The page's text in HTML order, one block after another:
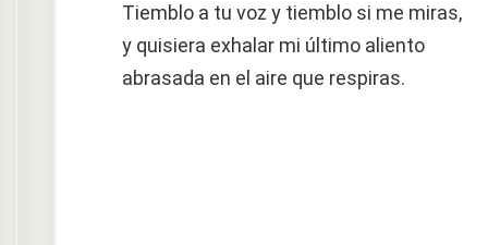
Tiemblo a tu voz y tiemblo si me miras,
y quisiera exhalar mi último aliento
abrasada en el aire que respiras.